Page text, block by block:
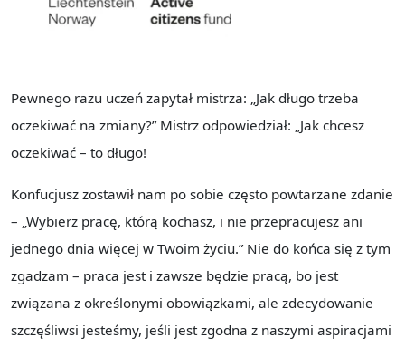
Pewnego razu uczeń zapytał mistrza: „Jak długo trzeba
oczekiwać na zmiany?” Mistrz odpowiedział: „Jak chcesz
oczekiwać – to długo!
Konfucjusz zostawił nam po sobie często powtarzane zdanie
– „Wybierz pracę, którą kochasz, i nie przepracujesz ani
jednego dnia więcej w Twoim życiu.” Nie do końca się z tym
zgadzam – praca jest i zawsze będzie pracą, bo jest
związana z określonymi obowiązkami, ale zdecydowanie
szczęśliwsi jesteśmy, jeśli jest zgodna z naszymi aspiracjami